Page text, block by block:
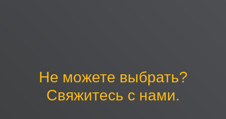
Не можете выбрать?
Свяжитесь с нами.